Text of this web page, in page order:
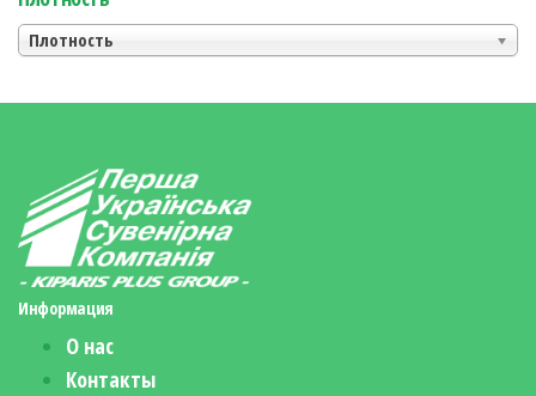
Плотность
Информация
О нас
Контакты